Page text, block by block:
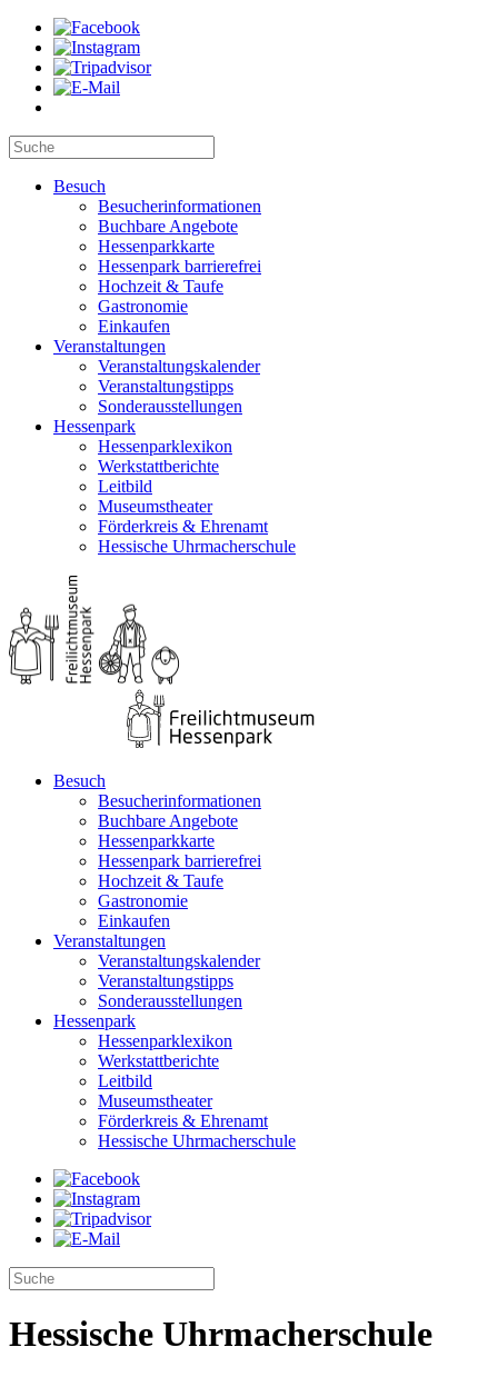
Besuch
Besucherinformationen
Buchbare Angebote
Hessenparkkarte
Hessenpark barrierefrei
Hochzeit & Taufe
Gastronomie
Einkaufen
Veranstaltungen
Veranstaltungskalender
Veranstaltungstipps
Sonderausstellungen
Hessenpark
Hessenparklexikon
Werkstattberichte
Leitbild
Museumstheater
Förderkreis & Ehrenamt
Hessische Uhrmacherschule
Besuch
Besucherinformationen
Buchbare Angebote
Hessenparkkarte
Hessenpark barrierefrei
Hochzeit & Taufe
Gastronomie
Einkaufen
Veranstaltungen
Veranstaltungskalender
Veranstaltungstipps
Sonderausstellungen
Hessenpark
Hessenparklexikon
Werkstattberichte
Leitbild
Museumstheater
Förderkreis & Ehrenamt
Hessische Uhrmacherschule
Hessische Uhrmacherschule